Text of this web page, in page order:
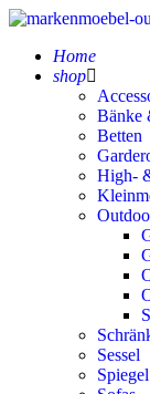
Home
shop
Bänke
Betten
High-
Sessel
Spiegel